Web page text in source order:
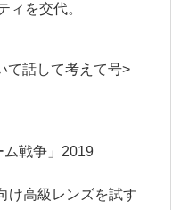
ィを交代。
て話して考えて号>
戦争」2019
け高級レンズを試す